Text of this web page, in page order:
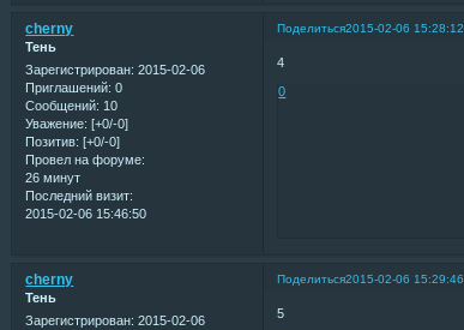
Поделиться2015-02-06 15:28:12
cherny
Тень
Зарегистрирован: 2015-02-06
Приглашений: 0
Сообщений: 10
Уважение: [+0/-0]
Позитив: [+0/-0]
Провел на форуме:
26 минут
Последний визит:
2015-02-06 15:46:50
4
0
Поделиться2015-02-06 15:29:46
cherny
Тень
Зарегистрирован: 2015-02-06
5